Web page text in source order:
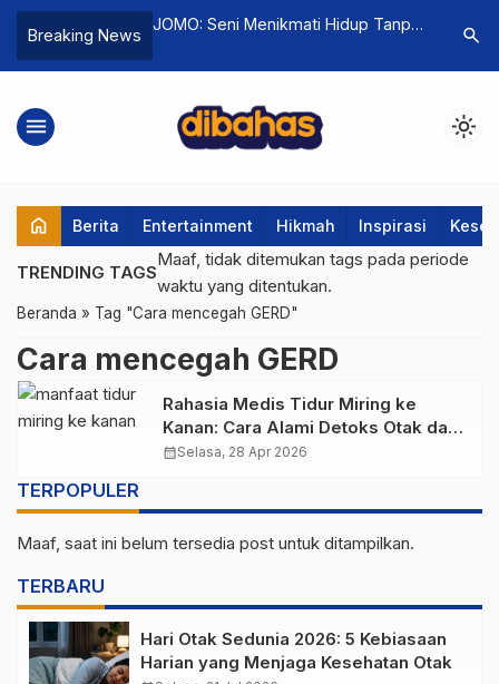
Breaking News
Korea: Kolaborasi
‘DEADLINE’
JOMO: Seni Menikmati Hidup Tanpa
Wakil
search
menu light_mode
home Berita Entertainment Hikmah Inspirasi
TRENDING TAGS
Maaf, tidak ditemukan tags pada periode
waktu yang ditentukan.
Beranda » Tag "Cara mencegah GERD"
Cara mencegah GERD
Rahasia Medis Tidur Miring ke
Kanan: Cara Alami Detoks Otak dan
Jantung Menurut Sains & Sunnah
calendar_monthSelasa, 28 Apr 2026
TERPOPULER
Maaf, saat ini belum tersedia post untuk ditampilkan.
TERBARU
Hari Otak Sedunia 2026: 5 Kebiasaan
Harian yang Menjaga Kesehatan Otak